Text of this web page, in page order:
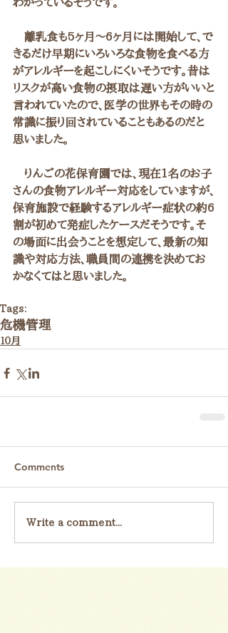
離乳食も5ヶ月～6ヶ月には開始して、で
きるだけ早期にいろいろな食物を食べる方
がアレルギーを起こしにくいそうです。昔は
リスクが高い食物の摂取は遅い方がいいと
言われていたので、医学の世界もその時の
常識に振り回されていることもあるのだと
思いました。
りんごの花保育園では、現在1名のお子
さんの食物アレルギー対応をしていますが、
保育施設で経験するアレルギー症状の約6
割が初めて発症したケースだそうです。そ
の場面に出会うことを想定して、最新の知
識や対応方法、職員間の連携を決めてお
かなくてはと思いました。
Tags:
危機管理
１０月
Comments
Write a comment...